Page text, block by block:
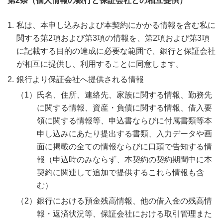
私は、本申し込みおよび本契約にかかる情報を含む私に
関する第2項および第3項の情報を、第2項および第3項
に記載する目的の達成に必要な範囲で、銀行と保証会社
が相互に提供し、利用することに同意します。
銀行より保証会社へ提供される情報
氏名、住所、連絡先、家族に関する情報、勤務先
に関する情報、資産・負債に関する情報、借入要
領に関する情報等、申込書ならびに付属書類等本
申し込みにあたり提出する書類、入力データや画
面に掲載の全ての情報ならびに口頭で告知する情
報（申込時のみならず、本契約の契約期間中に本
契約に関連して追加で提供するこれら情報も含
む）
銀行における預金残高情報、他の借入金の残高情
報・返済状況等、保証会社における取引管理また